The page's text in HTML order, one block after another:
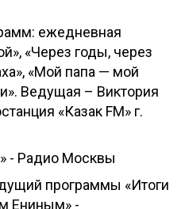
ежедневная
«Через годы, через
«Мой папа — мой
Ведущая – Виктория
«Казак FM» г.
- Радио Москвы
программы «Итоги
Ениным» -